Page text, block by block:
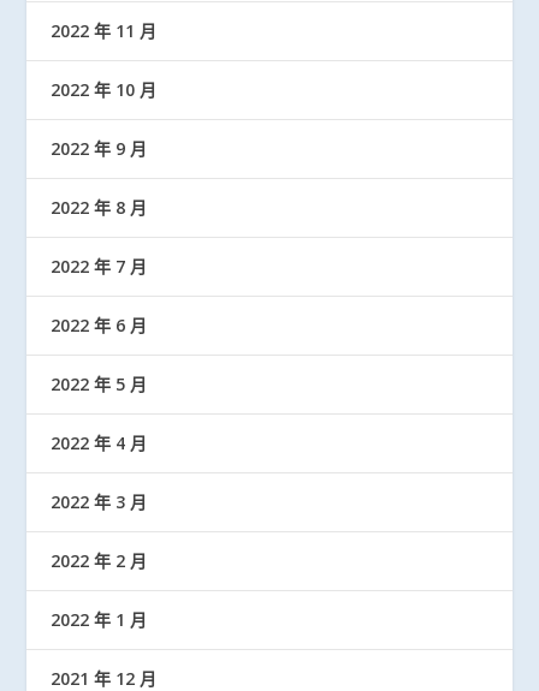
2022 年 11 月
2022 年 10 月
2022 年 9 月
2022 年 8 月
2022 年 7 月
2022 年 6 月
2022 年 5 月
2022 年 4 月
2022 年 3 月
2022 年 2 月
2022 年 1 月
2021 年 12 月